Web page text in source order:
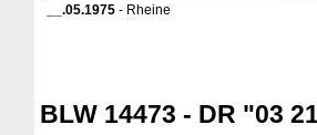
__.05.1975- Rheine
BLW 14473 - DR "03